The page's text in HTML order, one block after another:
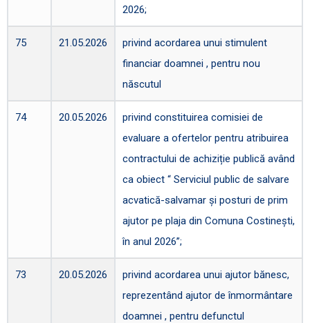
2026;
75 21.05.2026
privind acordarea unui stimulent
financiar doamnei , pentru nou
născutul
74 20.05.2026
privind constituirea comisiei de
evaluare a ofertelor pentru atribuirea
contractului de achiziție publică având
ca obiect “ Serviciul public de salvare
acvatică-salvamar și posturi de prim
ajutor pe plaja din Comuna Costinești,
în anul 2026”;
73 20.05.2026
privind acordarea unui ajutor bănesc,
reprezentând ajutor de înmormântare
doamnei , pentru defunctul